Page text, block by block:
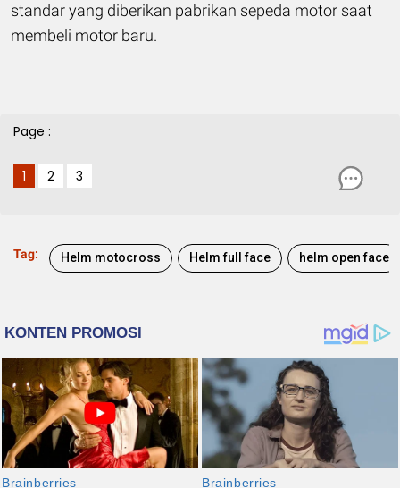
standar yang diberikan pabrikan sepeda motor saat
membeli motor baru.
Page :
1 2 3
Tag: Helm motocross Helm full face helm open face